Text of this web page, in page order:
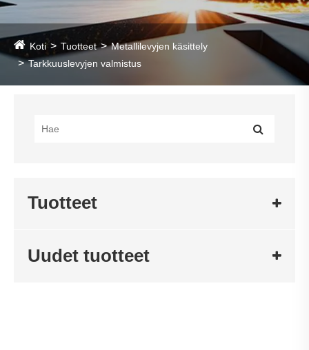
Koti Tuotteet
Metallilevyjen käsittely
Tarkkuuslevyjen valmistus
Tuotteet
Uudet tuotteet